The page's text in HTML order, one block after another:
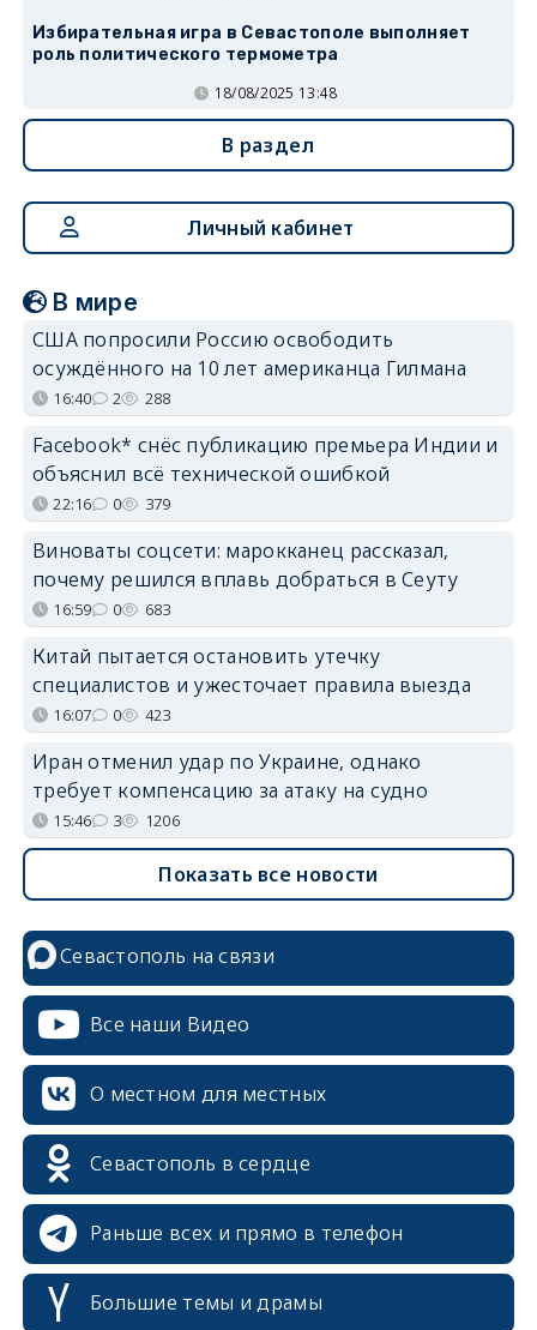
Избирательная игра в Севастополе выполняет
роль политического термометра
18/08/2025 13:48
В раздел
Личный кабинет
В мире
США попросили Россию освободить
осуждённого на 10 лет американца Гилмана
16:40 2 288
Facebook* снёс публикацию премьера Индии и
объяснил всё технической ошибкой
22:16 0 379
Виноваты соцсети: марокканец рассказал,
почему решился вплавь добраться в Сеуту
16:59 0 683
Китай пытается остановить утечку
специалистов и ужесточает правила выезда
16:07 0 423
Иран отменил удар по Украине, однако
требует компенсацию за атаку на судно
15:46 3 1206
Показать все новости
Севастополь на связи
Все наши Видео
О местном для местных
Севастополь в сердце
Раньше всех и прямо в телефон
Большие темы и драмы